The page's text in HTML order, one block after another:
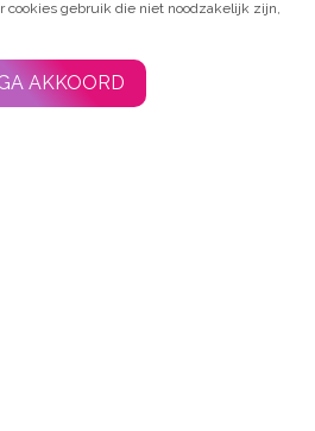
Agenda
cookies gebruik die niet noodzakelijk zijn,
AKKOORD